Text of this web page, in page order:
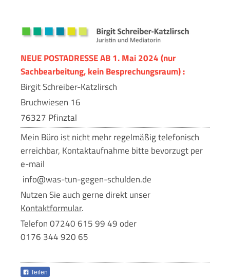
NEUE POSTADRESSE AB 1. Mai 2024​ (nur
Sachbearbeitung, kein Besprechungsraum) :
Birgit Schreiber-Katzlirsch
Bruchwiesen 16
76327 Pfinztal
Mein Büro ist nicht mehr regelmäßig telefonisch
erreichbar, Kontaktaufnahme bitte bevorzugt per
e-mail
info@was-tun-gegen-schulden.de
Nutzen Sie auch gerne direkt unser
Kontaktformular.
Telefon 07240 615 99 49 oder
0176 344 920 65
Teilen